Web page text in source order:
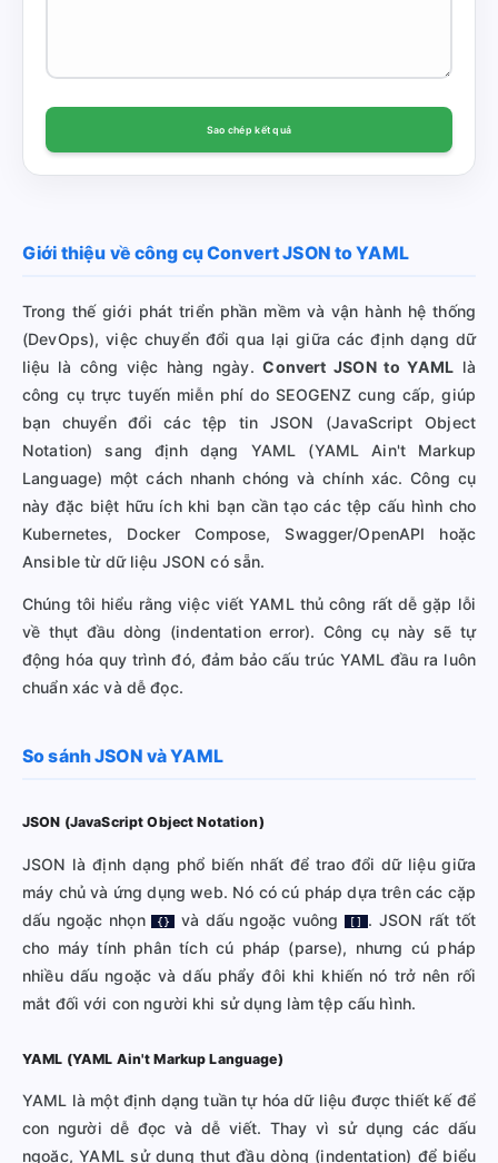
Sao chép kết quả
Giới thiệu về công cụ Convert JSON to YAML
Trong thế giới phát triển phần mềm và vận hành hệ thống
(DevOps), việc chuyển đổi qua lại giữa các định dạng dữ
liệu là công việc hàng ngày.Convert JSON to YAMLlà
công cụ trực tuyến miễn phí do SEOGENZ cung cấp, giúp
bạn chuyển đổi các tệp tin JSON (JavaScript Object
Notation) sang định dạng YAML (YAML Ain't Markup
Language) một cách nhanh chóng và chính xác. Công cụ
này đặc biệt hữu ích khi bạn cần tạo các tệp cấu hình cho
Kubernetes, Docker Compose, Swagger/OpenAPI hoặc
Ansible từ dữ liệu JSON có sẵn.
Chúng tôi hiểu rằng việc viết YAML thủ công rất dễ gặp lỗi
về thụt đầu dòng (indentation error). Công cụ này sẽ tự
động hóa quy trình đó, đảm bảo cấu trúc YAML đầu ra luôn
chuẩn xác và dễ đọc.
So sánh JSON và YAML
JSON (JavaScript Object Notation)
JSON là định dạng phổ biến nhất để trao đổi dữ liệu giữa
máy chủ và ứng dụng web. Nó có cú pháp dựa trên các cặp
dấu ngoặc nhọn {} và dấu ngoặc vuông []
. JSON rất tốt
cho máy tính phân tích cú pháp (parse), nhưng cú pháp
nhiều dấu ngoặc và dấu phẩy đôi khi khiến nó trở nên rối
mắt đối với con người khi sử dụng làm tệp cấu hình.
YAML (YAML Ain't Markup Language)
YAML là một định dạng tuần tự hóa dữ liệu được thiết kế để
con người dễ đọc và dễ viết. Thay vì sử dụng các dấu
ngoặc, YAML sử dụng thụt đầu dòng (indentation) để biểu